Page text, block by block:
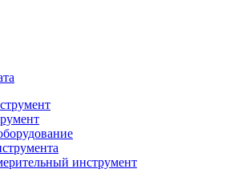
инструмент